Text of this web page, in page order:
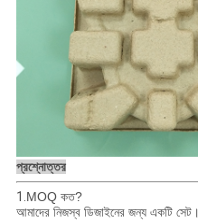
প্রশ্নোত্তর
1.MOQ কত?
আমাদের নিজস্ব ডিজাইনের জন্য একটি সেট।